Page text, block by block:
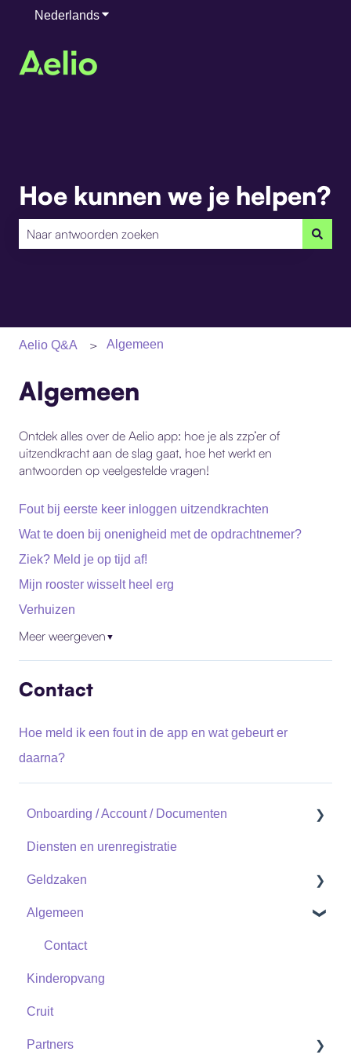
NederlandsSubmenu tonen voor vertalingen
Hoe kunnen we je helpen?
Aelio Q&A Algemeen
Algemeen
Ontdek alles over de Aelio app: hoe je als zzp’er of
uitzendkracht aan de slag gaat, hoe het werkt en
antwoorden op veelgestelde vragen!
Fout bij eerste keer inloggen uitzendkrachten
Wat te doen bij onenigheid met de opdrachtnemer?
Ziek? Meld je op tijd af!
Mijn rooster wisselt heel erg
Verhuizen
Meer weergeven ▼
Contact
Hoe meld ik een fout in de app en wat gebeurt er
daarna?
Onboarding / Account / Documenten
Documenten
Account
Uitzendkracht
Zzp
Diensten en urenregistratie
Geldzaken
Uitzendkrachten
Zzp
Algemeen
Contact
Kinderopvang
Cruit
Partners